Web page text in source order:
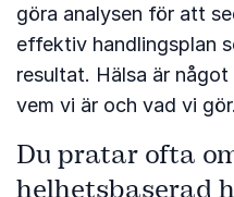
göra analysen för att
effektiv handlingsplan
resultat. Hälsa är
vem vi är och vad vi gör.
Du pratar ofta
helhetsbaserad